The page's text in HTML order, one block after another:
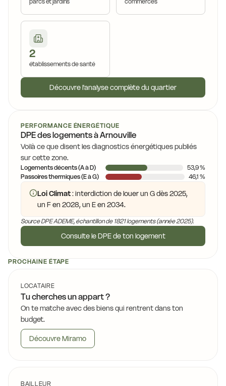
2
établissements de santé
Découvre l'analyse complète du quartier
PERFORMANCE ÉNERGÉTIQUE
DPE des logements à Arnouville
Voilà ce que disent les diagnostics énergétiques publiés
sur cette zone.
Logements décents (A à D)
53,9 %
Passoires thermiques (E à G)
46,1 %
Loi Climat: interdiction de louer un G dès 2025,
un F en 2028, un E en 2034.
Source DPE ADEME, échantillon de 1821 logements (année 2025).
Consulte le DPE de ton logement
PROCHAINE ÉTAPE
LOCATAIRE
Tu cherches un appart ?
On te matche avec des biens qui rentrent dans ton
budget.
Découvre Miramo
BAILLEUR